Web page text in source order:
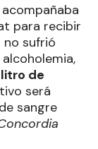
para recibir
no sufrió
de
será
sangre